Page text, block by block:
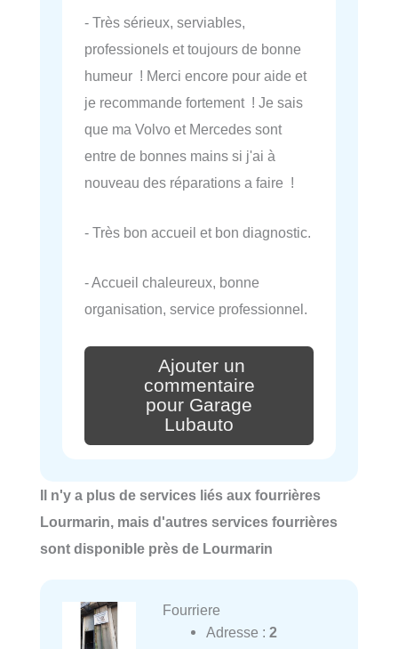
- Très sérieux, serviables,
professionels et toujours de bonne
humeur ! Merci encore pour aide et
je recommande fortement ! Je sais
que ma Volvo et Mercedes sont
entre de bonnes mains si j'ai à
nouveau des réparations a faire !
- Très bon accueil et bon diagnostic.
- Accueil chaleureux, bonne
organisation, service professionnel.
Ajouter un
commentaire
pour Garage
Lubauto
Il n'y a plus de services liés aux fourrières
Lourmarin, mais d'autres services fourrières
sont disponible près de Lourmarin
Fourriere
Adresse : 2